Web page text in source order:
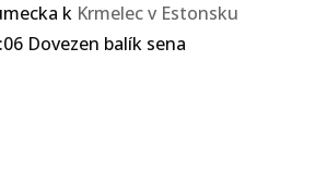
k Krmelec v Estonsku
Dovezen balík sena